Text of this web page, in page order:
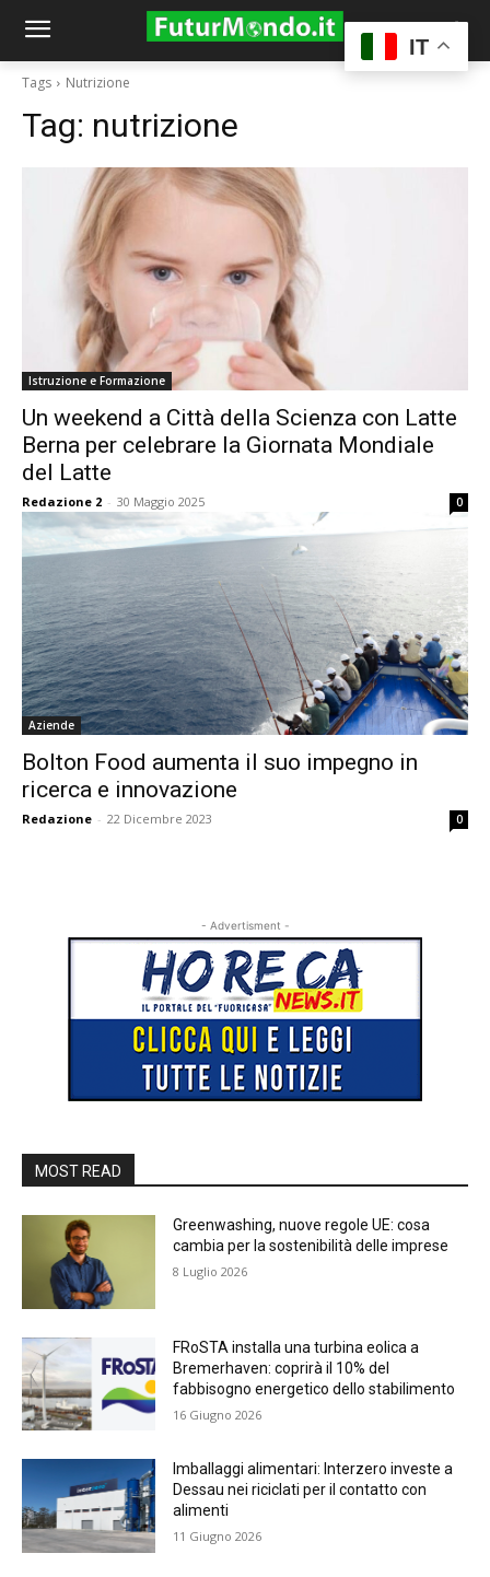
Tags Nutrizione
Tag: nutrizione
Istruzione e Formazione
Un weekend a Città della Scienza con Latte
Berna per celebrare la Giornata Mondiale
del Latte
Redazione 2 - 30 Maggio 2025 0
Aziende
Bolton Food aumenta il suo impegno in
ricerca e innovazione
Redazione - 22 Dicembre 2023 0
- Advertisment -
MOST READ
Greenwashing, nuove regole UE: cosa
cambia per la sostenibilità delle imprese
8 Luglio 2026
FRoSTA installa una turbina eolica a
Bremerhaven: coprirà il 10% del
fabbisogno energetico dello stabilimento
16 Giugno 2026
Imballaggi alimentari: Interzero investe a
Dessau nei riciclati per il contatto con
alimenti
11 Giugno 2026
IT